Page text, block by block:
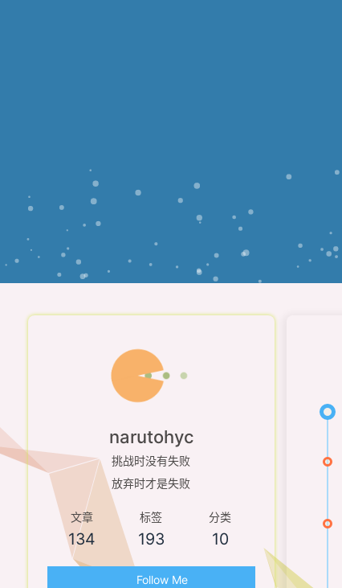
narutohyc
挑战时没有失败
放弃时才是失败
文章
134
标签
193
分类
10
Follow Me